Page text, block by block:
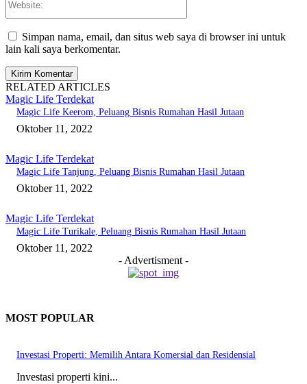
Simpan nama, email, dan situs web saya di browser ini untuk
lain kali saya berkomentar.
RELATED ARTICLES
Magic Life Terdekat
Magic Life Keerom, Peluang Bisnis Rumahan Hasil Jutaan
Oktober 11, 2022
Magic Life Terdekat
Magic Life Tanjung, Peluang Bisnis Rumahan Hasil Jutaan
Oktober 11, 2022
Magic Life Terdekat
Magic Life Turikale, Peluang Bisnis Rumahan Hasil Jutaan
Oktober 11, 2022
- Advertisment -
MOST POPULAR
Investasi Properti: Memilih Antara Komersial dan Residensial
Investasi properti kini...